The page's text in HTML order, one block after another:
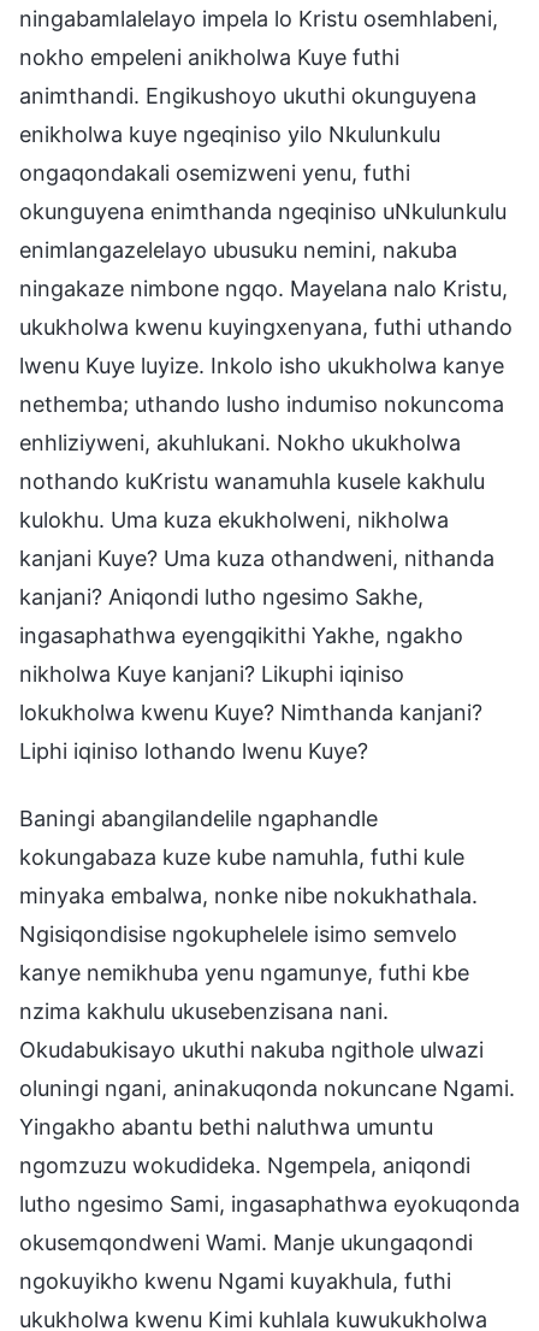
ningabamlalelayo impela lo Kristu osemhlabeni,
nokho empeleni anikholwa Kuye futhi
animthandi. Engikushoyo ukuthi okunguyena
enikholwa kuye ngeqiniso yilo Nkulunkulu
ongaqondakali osemizweni yenu, futhi
okunguyena enimthanda ngeqiniso uNkulunkulu
enimlangazelelayo ubusuku nemini, nakuba
ningakaze nimbone ngqo. Mayelana nalo Kristu,
ukukholwa kwenu kuyingxenyana, futhi uthando
lwenu Kuye luyize. Inkolo isho ukukholwa kanye
nethemba; uthando lusho indumiso nokuncoma
enhliziyweni, akuhlukani. Nokho ukukholwa
nothando kuKristu wanamuhla kusele kakhulu
kulokhu. Uma kuza ekukholweni, nikholwa
kanjani Kuye? Uma kuza othandweni, nithanda
kanjani? Aniqondi lutho ngesimo Sakhe,
ingasaphathwa eyengqikithi Yakhe, ngakho
nikholwa Kuye kanjani? Likuphi iqiniso
lokukholwa kwenu Kuye? Nimthanda kanjani?
Liphi iqiniso lothando lwenu Kuye?
Baningi abangilandelile ngaphandle
kokungabaza kuze kube namuhla, futhi kule
minyaka embalwa, nonke nibe nokukhathala.
Ngisiqondisise ngokuphelele isimo semvelo
kanye nemikhuba yenu ngamunye, futhi kbe
nzima kakhulu ukusebenzisana nani.
Okudabukisayo ukuthi nakuba ngithole ulwazi
oluningi ngani, aninakuqonda nokuncane Ngami.
Yingakho abantu bethi naluthwa umuntu
ngomzuzu wokudideka. Ngempela, aniqondi
lutho ngesimo Sami, ingasaphathwa eyokuqonda
okusemqondweni Wami. Manje ukungaqondi
ngokuyikho kwenu Ngami kuyakhula, futhi
ukukholwa kwenu Kimi kuhlala kuwukukholwa